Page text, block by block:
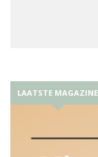
LAATSTE MAGAZINE